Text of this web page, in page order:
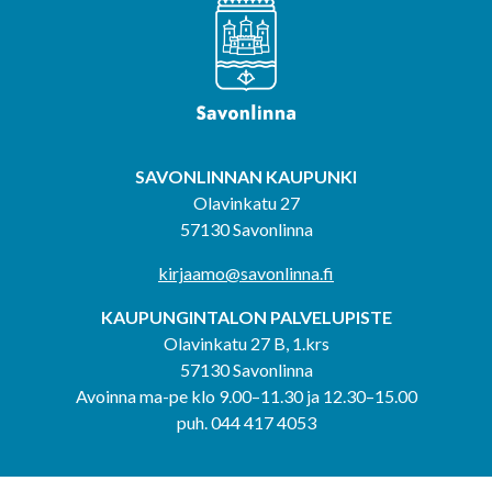
SAVONLINNAN KAUPUNKI
Olavinkatu 27
57130 Savonlinna
kirjaamo@savonlinna.fi
KAUPUNGINTALON PALVELUPISTE
Olavinkatu 27 B, 1.krs
57130 Savonlinna
Avoinna ma-pe klo 9.00–11.30 ja 12.30–15.00
puh. 044 417 4053